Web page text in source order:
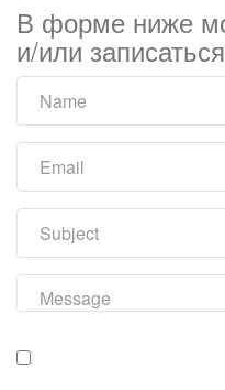
В форме ниже
и/или